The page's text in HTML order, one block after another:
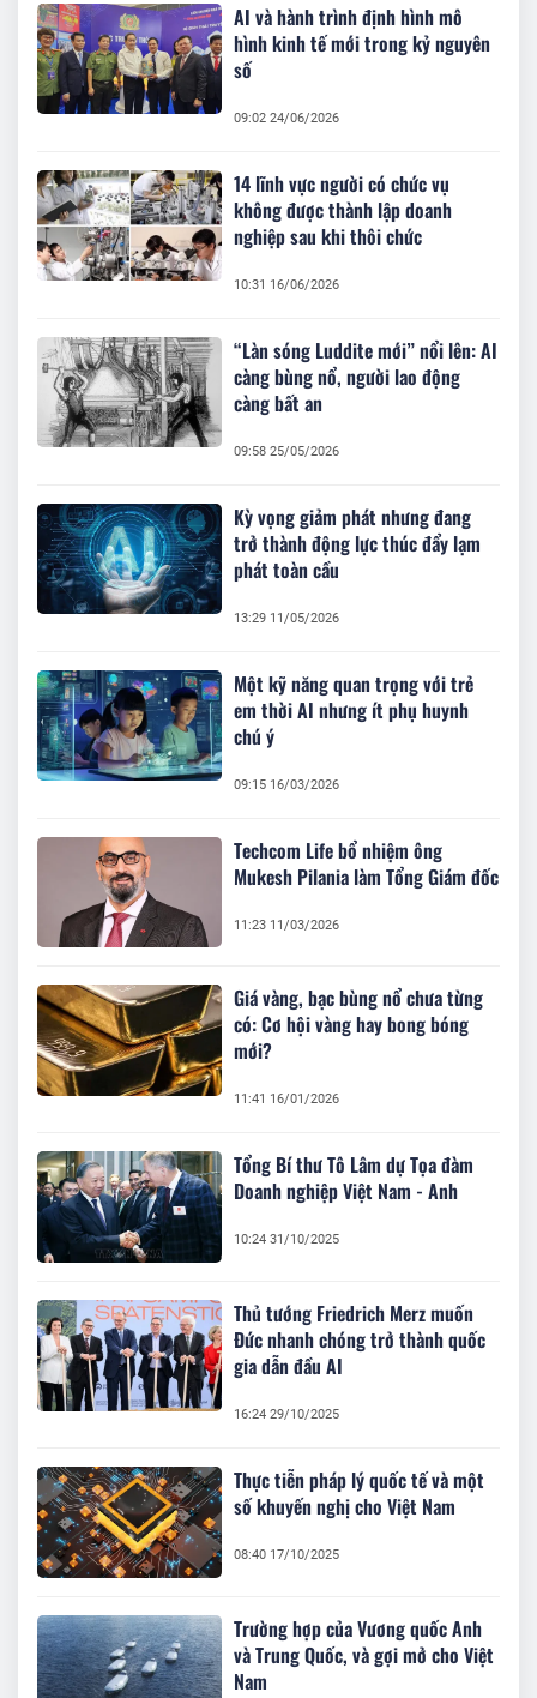
AI và hành trình định hình mô
hình kinh tế mới trong kỷ nguyên
số
09:02 24/06/2026
14 lĩnh vực người có chức vụ
không được thành lập doanh
nghiệp sau khi thôi chức
10:31 16/06/2026
“Làn sóng Luddite mới” nổi lên: AI
càng bùng nổ, người lao động
càng bất an
09:58 25/05/2026
Kỳ vọng giảm phát nhưng đang
trở thành động lực thúc đẩy lạm
phát toàn cầu
13:29 11/05/2026
Một kỹ năng quan trọng với trẻ
em thời AI nhưng ít phụ huynh
chú ý
09:15 16/03/2026
Techcom Life bổ nhiệm ông
Mukesh Pilania làm Tổng Giám đốc
11:23 11/03/2026
Giá vàng, bạc bùng nổ chưa từng
có: Cơ hội vàng hay bong bóng
mới?
11:41 16/01/2026
Tổng Bí thư Tô Lâm dự Tọa đàm
Doanh nghiệp Việt Nam - Anh
10:24 31/10/2025
Thủ tướng Friedrich Merz muốn
Đức nhanh chóng trở thành quốc
gia dẫn đầu AI
16:24 29/10/2025
Thực tiễn pháp lý quốc tế và một
số khuyến nghị cho Việt Nam
08:40 17/10/2025
Trường hợp của Vương quốc Anh
và Trung Quốc, và gợi mở cho Việt
Nam